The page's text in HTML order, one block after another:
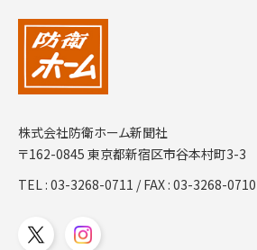
株式会社防衛ホーム新聞社
〒162-0845 東京都新宿区市谷本村町3-3
TEL :03-3268-0711 / FAX : 03-3268-0710